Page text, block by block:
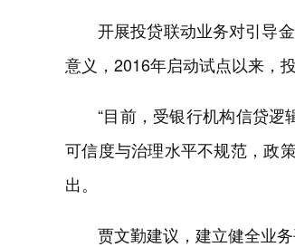
开展投贷联动业务对引导
意义，2016年启动试点以来，
“目前，受银行机构信贷
可信度与治理水平不规范，政
出。
贾文勤建议，建立健全业